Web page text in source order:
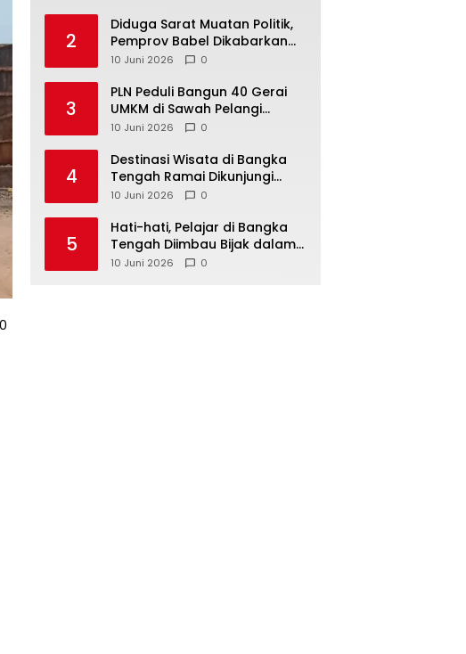
2
‎Diduga Sarat Muatan Politik,
Pemprov Babel Dikabarkan
Lakukan Rotasi Besar-
10 Juni 2026 0
3
‎PLN Peduli Bangun 40 Gerai
UMKM di Sawah Pelangi
Namang, Dorong
10 Juni 2026 0
4
‎Destinasi Wisata di Bangka
Tengah Ramai Dikunjungi
Masyarakat Saat Libur dan
10 Juni 2026 0
5
‎Hati-hati, Pelajar di Bangka
Tengah Diimbau Bijak dalam
Bermedia Sosial
10 Juni 2026 0